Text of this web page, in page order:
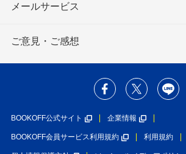
メールサービス
ご意見・ご感想
BOOKOFF公式サイト 企業情報
BOOKOFF会員サービス利用規約 利用規約